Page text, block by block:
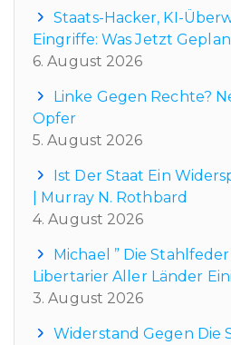
Staats-Hacker, KI-
Eingriffe: Was Jetzt
6. August 2026
Linke Gegen Rechte?
Opfer
5. August 2026
Ist Der Staat Ein
| Murray N. Rothbard
4. August 2026
Michael ” Die
Libertarier Aller Länder
3. August 2026
Widerstand Gegen Die